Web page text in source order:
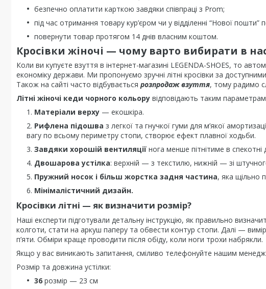
безпечно оплатити карткою завдяки співпраці з Prom;
під час отримання товару кур’єром чи у відділенні “Нової
повернути товар протягом 14 днів власним коштом.
Кросівки жіночі — чому варто вибирати в
Коли ви купуєте взуття в інтернет-магазині LEGENDA-SHOES, то
економіку держави. Ми пропонуємо зручні літні кросівки за
Також на сайті часто відбувається розпродаж взуття, тому радимо
Літні жіночі кеди чорного кольору відповідають таким
Матеріали верху — екошкіра.
Рифлена підошва з легкої та гнучкої гуми для м’якої
вагу по всьому периметру стопи, створює ефект плавної ходьби.
Завдяки хорошій вентиляції нога менше пітнітиме в спекотні
Двошарова устілка: верхній — з текстилю, нижній — зі
Пружний носок і більш жорстка задня частина, яка щільно
Мінімалістичний дизайн.
Кросівки літні — як визначити розмір?
Наші експерти підготували детальну інструкцію, як правильно
колготи, стати на аркуш паперу та обвести контур стопи. Далі —
п’яти. Обміри краще проводити після обіду, коли ноги трохи набрякли.
Якщо у вас виникають запитання, сміливо телефонуйте нашим
Розмір та довжина устілки:
36 розмір — 23 см